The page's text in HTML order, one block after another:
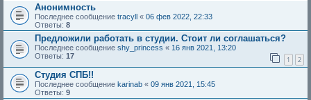
Анонимность
Последнее сообщение tracyll « 06 фев 2022, 22:33
Ответы: 8
Предложили работать в студии. Стоит ли соглашаться?
Последнее сообщение shy_princess « 16 янв 2021, 13:20
Ответы: 17 1 2
Студия СПБ!!
Последнее сообщение karinab « 09 янв 2021, 15:45
Ответы: 9